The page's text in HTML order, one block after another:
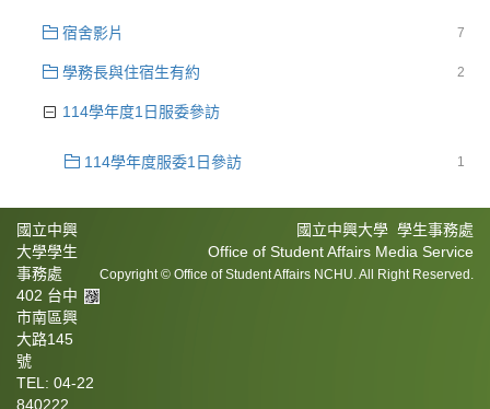
7
宿舍影片
2
學務長與住宿生有約
114學年度1日服委參訪
1
114學年度服委1日參訪
國立中興大學 學生事務處
Office of Student Affairs Media Service
Copyright © Office of Student Affairs NCHU. All Right Reserved.
國立中興
大學學生
事務處
402 台中
市南區興
大路145
號
TEL: 04-22
840222